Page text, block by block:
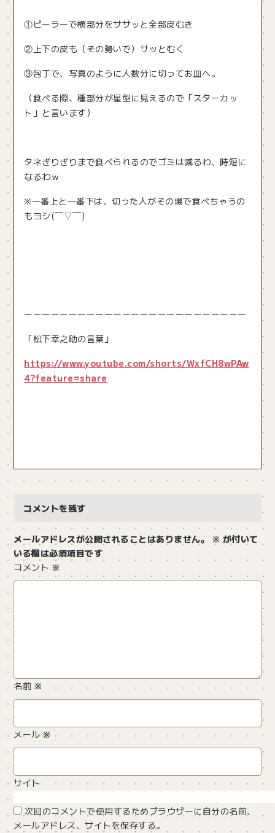
①ピーラーで横部分をササッと全部皮むき
②上下の皮も（その勢いで）サッとむく
③包丁で、写真のように人数分に切ってお皿へ。
（食べる際、種部分が星型に見えるので「スターカッ
ト」と言います）
タネぎりぎりまで食べられるのでゴミは減るわ、時短に
なるわｗ
※一番上と一番下は、切った人がその場で食べちゃうの
もヨシ(￣▽￣)
ーーーーーーーーーーーーーーーーーーーーーーーーー
「松下幸之助の言葉」
https://www.youtube.com/shorts/WxfCH8wPAw
4?feature=share
コメントを残す
メールアドレスが公開されることはありません。 ※ が付いて
いる欄は必須項目です
コメント ※
名前 ※
メール※
サイト
次回のコメントで使用するためブラウザーに自分の名前、
メールアドレス、サイトを保存する。